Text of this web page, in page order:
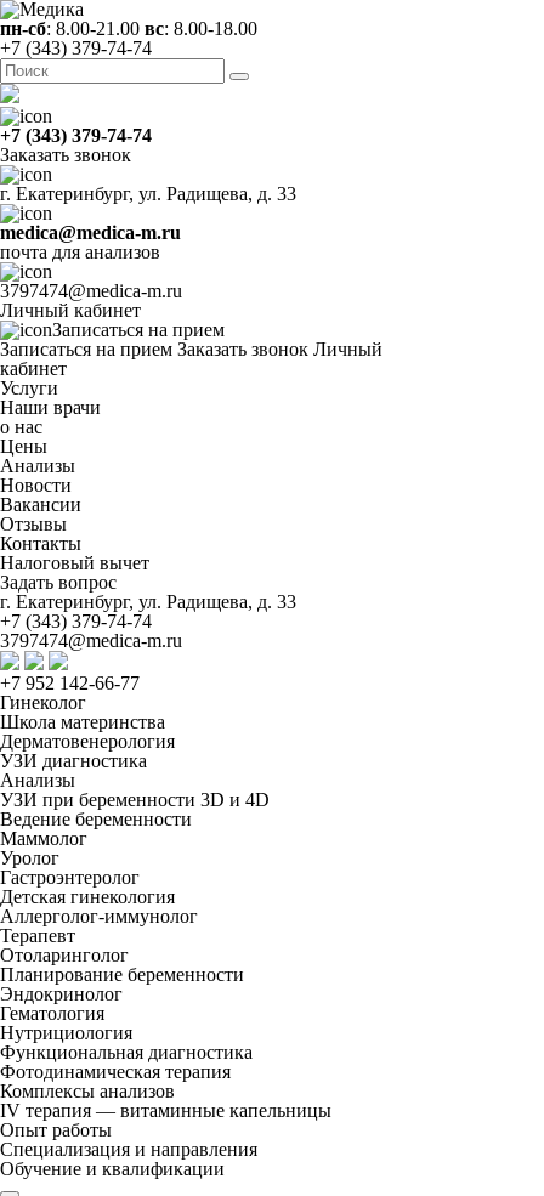
пн-сб: 8.00-21.00 вс: 8.00-18.00
+7 (343) 379-74-74
+7 (343) 379-74-74
Заказать звонок
г. Екатеринбург, ул. Радищева, д. 33
medica@medica-m.ru
почта для анализов
3797474@medica-m.ru
Личный кабинет
Записаться на прием
Записаться на прием Заказать звонок Личный
кабинет
Услуги
Наши врачи
о нас
Цены
Анализы
Новости
Вакансии
Отзывы
Контакты
Налоговый вычет
Задать вопрос
г. Екатеринбург, ул. Радищева, д. 33
+7 (343) 379-74-74
3797474@medica-m.ru
+7 952 142-66-77
Гинеколог
Школа материнства
Дерматовенерология
УЗИ диагностика
Анализы
УЗИ при беременности 3D и 4D
Ведение беременности
Маммолог
Уролог
Гастроэнтеролог
Детская гинекология
Аллерголог-иммунолог
Терапевт
Отоларинголог
Планирование беременности
Эндокринолог
Гематология
Нутрициология
Функциональная диагностика
Фотодинамическая терапия
Комплексы анализов
IV терапия — витаминные капельницы
Опыт работы
Специализация и направления
Обучение и квалификации